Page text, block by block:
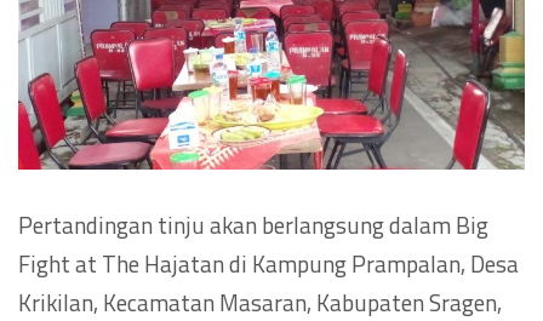
Pertandingan tinju akan berlangsung dalam Big
Fight at The Hajatan di Kampung Prampalan, Desa
Krikilan, Kecamatan Masaran, Kabupaten Sragen,